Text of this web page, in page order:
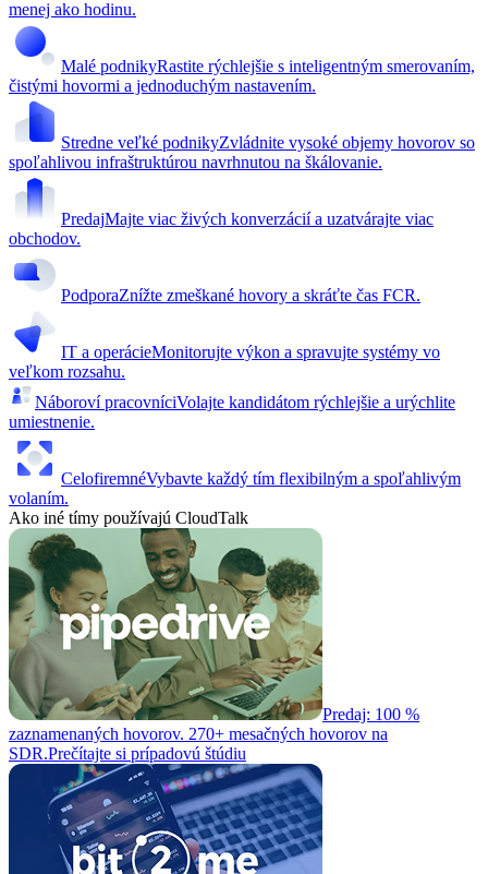
menej ako hodinu.
Malé podnikyRastite rýchlejšie s inteligentným smerovaním,
čistými hovormi a jednoduchým nastavením.
Stredne veľké podnikyZvládnite vysoké objemy hovorov so
spoľahlivou infraštruktúrou navrhnutou na škálovanie.
PredajMajte viac živých konverzácií a uzatvárajte viac
obchodov.
PodporaZnížte zmeškané hovory a skráťte čas FCR.
IT a operácieMonitorujte výkon a spravujte systémy vo
veľkom rozsahu.
Náboroví pracovníciVolajte kandidátom rýchlejšie a urýchlite
umiestnenie.
CelofiremnéVybavte každý tím flexibilným a spoľahlivým
volaním.
Ako iné tímy používajú CloudTalk
Predaj: 100 %
zaznamenaných hovorov. 270+ mesačných hovorov na
SDR.Prečítajte si prípadovú štúdiu